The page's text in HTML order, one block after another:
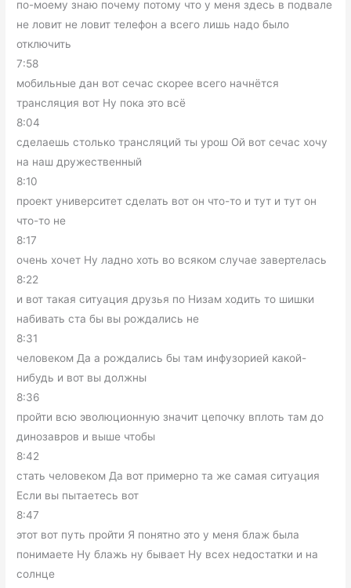
по-моему знаю почему потому что у меня здесь в подвале
не ловит не ловит телефон а всего лишь надо было
отключить
7:58
мобильные дан вот сечас скорее всего начнётся
трансляция вот Ну пока это всё
8:04
сделаешь столько трансляций ты урош Ой вот сечас хочу
на наш дружественный
8:10
проект университет сделать вот он что-то и тут и тут он
что-то не
8:17
очень хочет Ну ладно хоть во всяком случае завертелась
8:22
и вот такая ситуация друзья по Низам ходить то шишки
набивать ста бы вы рождались не
8:31
человеком Да а рождались бы там инфузорией какой-
нибудь и вот вы должны
8:36
пройти всю эволюционную значит цепочку вплоть там до
динозавров и выше чтобы
8:42
стать человеком Да вот примерно та же самая ситуация
Если вы пытаетесь вот
8:47
этот вот путь пройти Я понятно это у меня блаж была
понимаете Ну блажь ну бывает Ну всех недостатки и на
солнце